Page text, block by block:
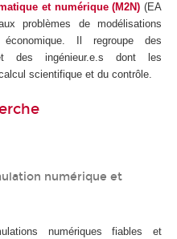
et numérique (M2N) (EA
problèmes de modélisations
Il regroupe des
et des ingénieur.e.s dont les
scientifique et du contrôle.
numérique et
numériques fiables et